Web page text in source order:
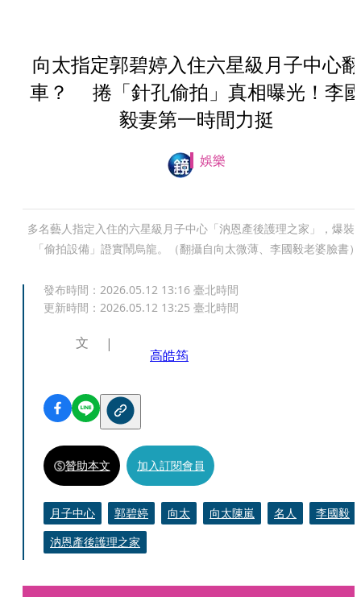
向太指定郭碧婷入住六星級月子中心翻
車？ 捲「針孔偷拍」真相曝光！李
毅妻第一時間力挺
娛樂
多名藝人指定入住的六星級月子中心「汭恩產後護理之家」，爆裝
「偷拍設備」證實鬧烏龍。（翻攝自向太微薄、李國毅老婆臉書）
發布時間： 2026.05.12 13:16 臺北時間
更新時間： 2026.05.12 13:25 臺北時間
文
高皓筠
贊助本文 加入訂閱會員
月子中心 郭碧婷 向太 向太陳嵐 名人
李國毅
汭恩產後護理之家